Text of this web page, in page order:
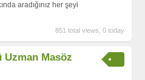
aradığınız her şeyi
851 total views, 0 today
Uzman Masöz